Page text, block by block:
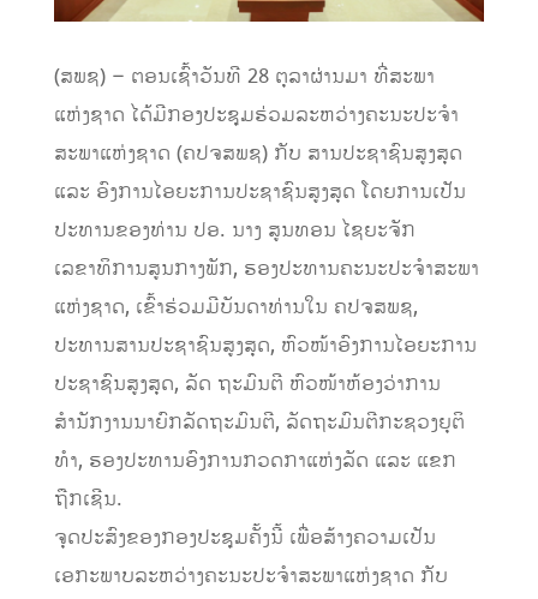
(ສພຊ) – ຕອນເຊົ້າວັນທີ 28 ຕຸລາຜ່ານມາ ທີ່ສະພາ
ແຫ່ງຊາດ ໄດ້ມີກອງປະຊຸມຮ່ວມລະຫວ່າງຄະນະປະຈໍາ
ສະພາແຫ່ງຊາດ (ຄປຈສພຊ) ກັບ ສານປະຊາຊົນສູງສຸດ
ແລະ ອົງການໄອຍະການປະຊາຊົນສູງສຸດ ໂດຍການເປັນ
ປະທານຂອງທ່ານ ປອ. ນາງ ສູນທອນ ໄຊຍະຈັກ
ເລຂາທິການສູນກາງພັກ, ຮອງປະທານຄະນະປະຈໍາສະພາ
ແຫ່ງຊາດ, ເຂົ້າຮ່ວມມີບັນດາທ່ານໃນ ຄປຈສພຊ,
ປະທານສານປະຊາຊົນສູງສຸດ, ຫົວໜ້າອົງການໄອຍະການ
ປະຊາຊົນສູງສຸດ, ລັດ ຖະມົນຕີ ຫົວໜ້າຫ້ອງວ່າການ
ສຳນັກງານນາຍົກລັດຖະມົນຕີ, ລັດຖະມົນຕີກະຊວງຍຸຕິ
ທໍາ, ຮອງປະທານອົງການກວດກາແຫ່ງລັດ ແລະ ແຂກ
ຖືກເຊີນ.
ຈຸດປະສົງຂອງກອງປະຊຸມຄັ້ງນີ້ ເພື່ອສ້າງຄວາມເປັນ
ເອກະພາບລະຫວ່າງຄະນະປະຈໍາສະພາແຫ່ງຊາດ ກັບ